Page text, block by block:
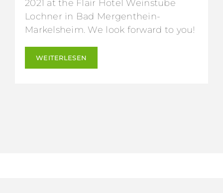
2021 at the Flair Hotel Weinstube
Lochner in Bad Mergenthein-
Markelsheim. We look forward to you!
WEITERLESEN